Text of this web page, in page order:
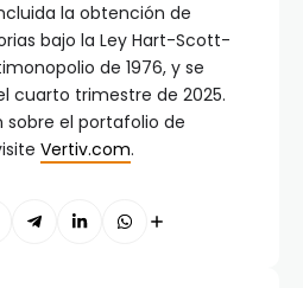
la obtención de
bajo la Ley Hart-Scott-
de 1976, y se
cuarto trimestre de 2025.
el portafolio de
Vertiv.com.